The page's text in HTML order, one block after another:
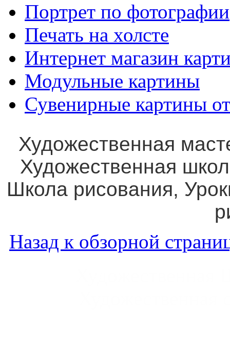
Портрет по фотографии
Печать на холсте
Интернет магазин
Модульные картины
Сувенирные картины
Художественная
Художественная
Школа рисования,
Назад к обзорной